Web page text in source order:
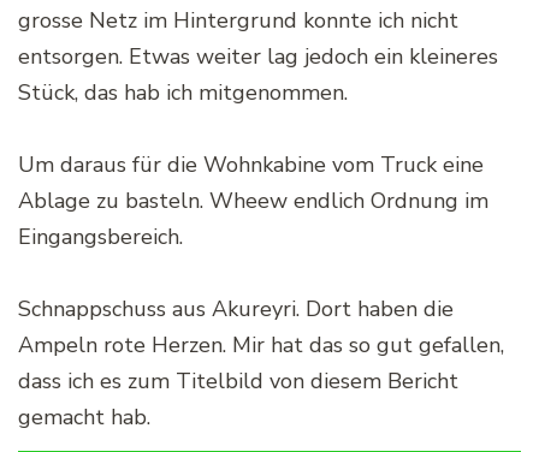
grosse Netz im Hintergrund konnte ich nicht
entsorgen. Etwas weiter lag jedoch ein kleineres
Stück, das hab ich mitgenommen.
Um daraus für die Wohnkabine vom Truck eine
Ablage zu basteln. Wheew endlich Ordnung im
Eingangsbereich.
Schnappschuss aus Akureyri. Dort haben die
Ampeln rote Herzen. Mir hat das so gut gefallen,
dass ich es zum Titelbild von diesem Bericht
gemacht hab.